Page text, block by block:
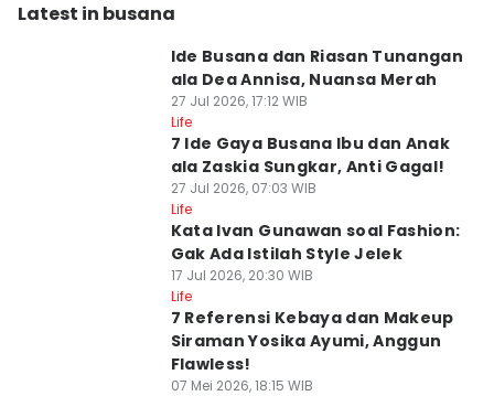
Latest in busana
Ide Busana dan Riasan Tunangan
ala Dea Annisa, Nuansa Merah
27 Jul 2026, 17:12 WIB
Life
7 Ide Gaya Busana Ibu dan Anak
ala Zaskia Sungkar, Anti Gagal!
27 Jul 2026, 07:03 WIB
Life
Kata Ivan Gunawan soal Fashion:
Gak Ada Istilah Style Jelek
17 Jul 2026, 20:30 WIB
Life
7 Referensi Kebaya dan Makeup
Siraman Yosika Ayumi, Anggun
Flawless!
07 Mei 2026, 18:15 WIB